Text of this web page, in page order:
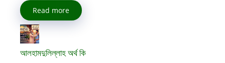
Read more
আলহামদুলিল্লাহ অর্থ কি